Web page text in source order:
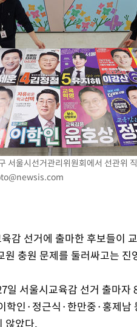
씨]
있어"
충격·당황'
도'
사 혐의
마감
서울시선거관리위원회에서 선관위
감 선거에 출마한 후보들이
충원 문제를 둘러싸고는
서울시교육감 선거 출마자
인·정근식·한만중·홍제남
않았다.